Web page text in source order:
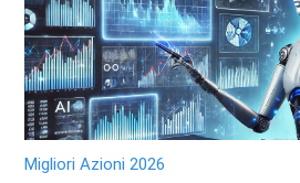
Migliori Azioni 2026